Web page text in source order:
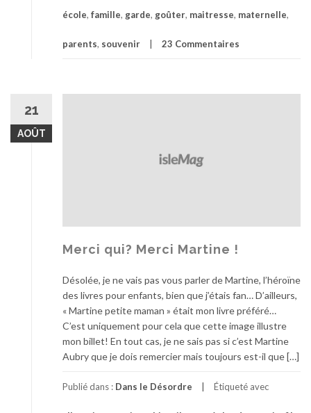
école, famille, garde, goûter, maitresse, maternelle,
parents, souvenir 23 Commentaires
21
AOÛT
Merci qui? Merci Martine !
Désolée, je ne vais pas vous parler de Martine, l’héroïne
des livres pour enfants, bien que j’étais fan… D’ailleurs,
« Martine petite maman » était mon livre préféré…
C’est uniquement pour cela que cette image illustre
mon billet! En tout cas, je ne sais pas si c’est Martine
Aubry que je dois remercier mais toujours est-il que […]
Publié dans : Dans le Désordre Étiqueté avec